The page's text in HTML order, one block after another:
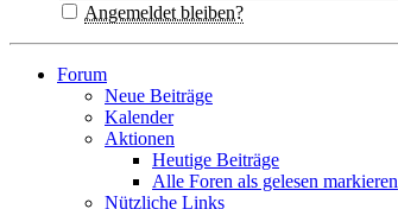
Angemeldet bleiben?
Forum
Neue Beiträge
Kalender
Aktionen
Heutige Beiträge
Alle Foren als gelesen markieren
Nützliche Links